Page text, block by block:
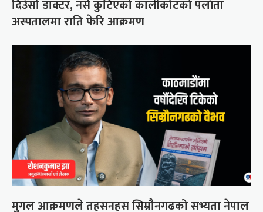
दिउँसो डाक्टर, नर्स कुटिएको कालीकोटको पलाँता
अस्पतालमा राति फेरि आक्रमण
मुगल आक्रमणले तहसनहस सिम्रौनगढको सभ्यता नेपाल